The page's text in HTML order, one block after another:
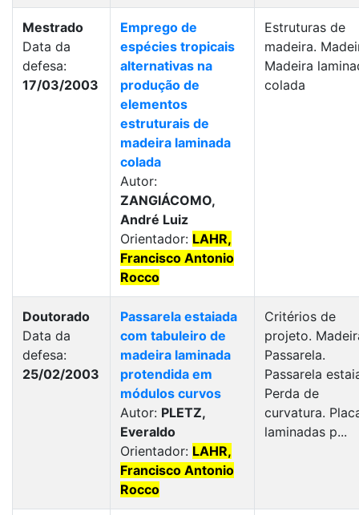
Mestrado
Data da
defesa:
17/03/2003
Emprego de
espécies tropicais
alternativas na
produção de
elementos
estruturais de
madeira laminada
colada
Autor:
ZANGIÁCOMO,
André Luiz
Orientador: LAHR,
Francisco Antonio
Rocco
Estruturas de
madeira.
Madeira
colada
Doutorado
Data da
defesa:
25/02/2003
Passarela estaiada
com tabuleiro de
madeira laminada
protendida em
módulos curvos
Autor: PLETZ,
Everaldo
Orientador: LAHR,
Francisco Antonio
Rocco
Critérios de
projeto.
Passarela.
Passarela
Perda de
curvatura.
laminadas p...